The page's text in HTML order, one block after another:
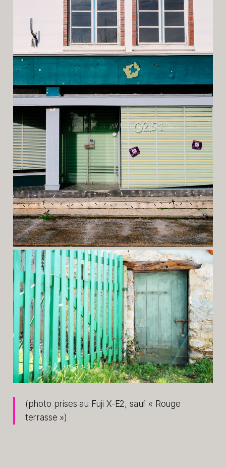
(photo prises au Fuji X-E2, sauf « Rouge
terrasse »)